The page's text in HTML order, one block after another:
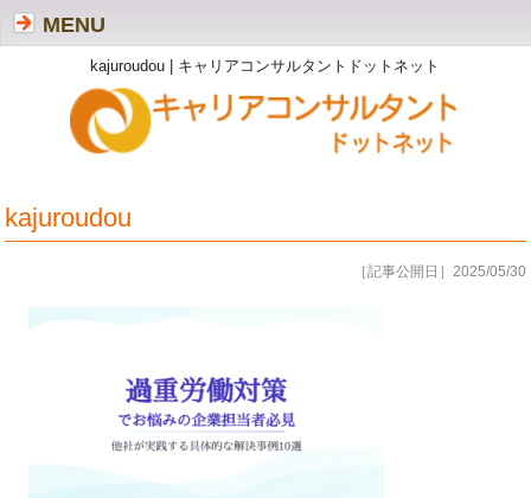
kajuroudou | キャリアコンサルタントドットネット
MENU
kajuroudou
［記事公開日］2025/05/30